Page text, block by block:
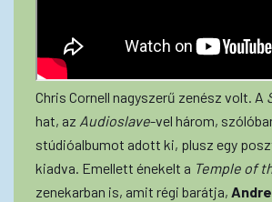
Chris Cornell nagyszerű zenész volt. A
hat, az Audioslave-vel három,
stúdióalbumot adott ki, plusz egy
kiadva. Emellett énekelt a Temple of
zenekarban is, amit régi barátja,